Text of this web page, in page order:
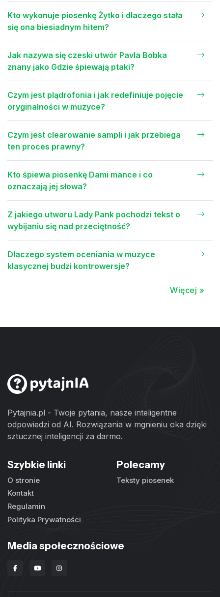
Kto wykonuje piosenkę Żytko i dlaczego stała
się ona biesiadnym hitem?
Jak nazywa się czeski utwór Pavla Bobka
znany jako Gdzie śpiewają ptaki?
Czym jest plądrofonia i jak redefiniuje pojęcie
oryginalności w muzyce?
Czym jest clearowanie sampli i jak przebiega
ten proces prawny?
Kto śpiewa piosenkę Dami mance i co
oznaczają jej słowa?
Z jakiego utworu Lady Pank pochodzi tekst o
wybijaniu się nad przeciętność?
Dlaczego system oceniania w muzyce
klasycznej budzi kontrowersje?
Więcej »
Pytajnia.pl - Twoje pytania, nasze inteligentne
odpowiedzi od AI. Rozwiązania w mgnieniu oka dzięki
sztucznej inteligencji za darmo.
Szybkie linki
O stronie
Kontakt
Regulamin
Polityka Prywatności
Polecamy
Teksty piosenek
Media społecznościowe